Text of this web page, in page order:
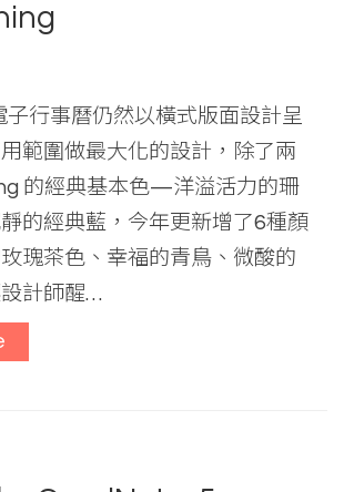
行事曆仍然以橫式版面設計呈
範圍做最大化的設計，除了兩
的經典基本色—洋溢活力的珊
的經典藍，今年更新增了6種顏
瑰茶色、幸福的青鳥、微酸的
計師醒…